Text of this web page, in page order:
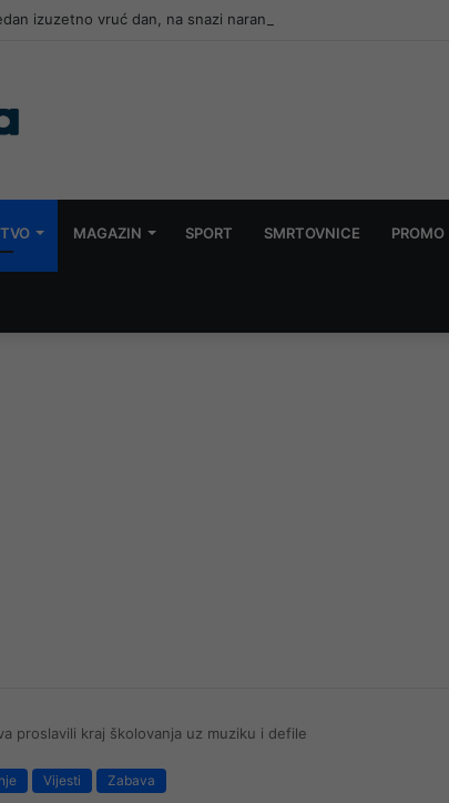
izuzetno vruć dan, na snazi narandžasto upozorenje
MAGAZIN SPORT SMRTOVNICE PROMO
proslavili kraj školovanja uz muziku i defile
Vijesti Zabava